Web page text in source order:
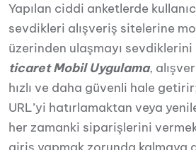
Yapılan ciddi anketlerde
sevdikleri alışveriş sitelerine
üzerinden ulaşmayı
ticaret Mobil Uygulama,
hızlı ve daha güvenli hale
URL’yi hatırlamaktan veya
her zamanki siparişlerini